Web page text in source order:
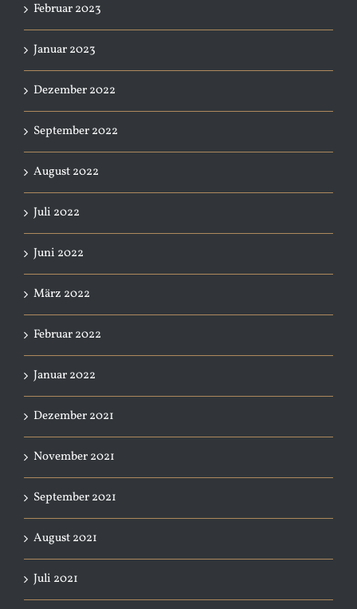
Februar 2023
Januar 2023
Dezember 2022
September 2022
August 2022
Juli 2022
Juni 2022
März 2022
Februar 2022
Januar 2022
Dezember 2021
November 2021
September 2021
August 2021
Juli 2021